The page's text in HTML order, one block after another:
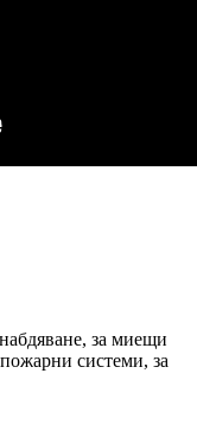
за миещи
системи, за